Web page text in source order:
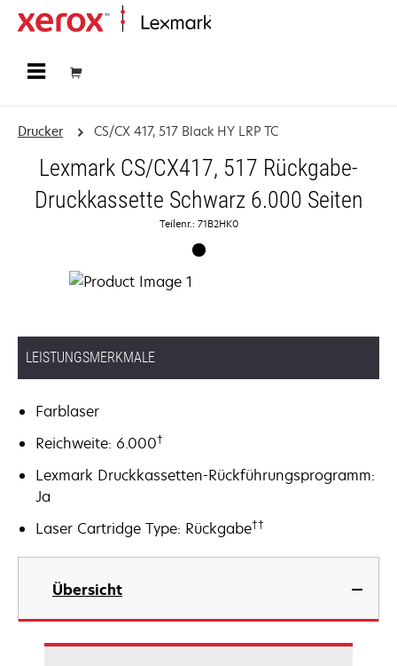
Drucker CS/CX 417, 517 Black HY LRP TC
Lexmark CS/CX417, 517 Rückgabe-
Druckkassette Schwarz 6.000 Seiten
Teilenr.: 71B2HK0
LEISTUNGSMERKMALE
Farblaser
Reichweite: 6.000†
Lexmark Druckkassetten-Rückführungsprogramm:
Ja
Laser Cartridge Type: Rückgabe††
Übersicht